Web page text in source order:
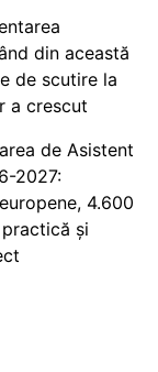
din această
de scutire la
a crescut
de Asistent
2027:
4.600
și